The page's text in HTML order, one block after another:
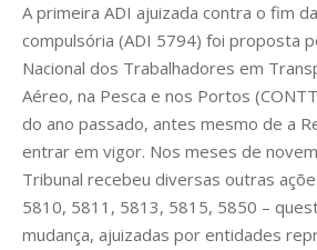
A primeira ADI ajuizada contra o fim
compulsória (ADI 5794) foi proposta
Nacional dos Trabalhadores em
Aéreo, na Pesca e nos Portos
do ano passado, antes mesmo de a
entrar em vigor. Nos meses de
Tribunal recebeu diversas outras
5810, 5811, 5813, 5815, 5850 –
mudança, ajuizadas por entidades